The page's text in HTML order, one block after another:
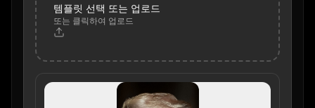
템플릿 선택 또는 업로드
또는 클릭하여 업로드